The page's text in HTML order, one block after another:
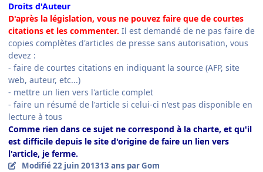
Droits d'Auteur
D'après la législation, vous ne pouvez faire que de courtes
citations et les commenter. Il est demandé de ne pas faire de
copies complètes d'articles de presse sans autorisation, vous
devez :
- faire de courtes citations en indiquant la source (AFP, site
web, auteur, etc...)
- mettre un lien vers l'article complet
- faire un résumé de l'article si celui-ci n'est pas disponible en
lecture à tous
Comme rien dans ce sujet ne correspond à la charte, et qu'il
est difficile depuis le site d'origine de faire un lien vers
l'article, je ferme.
Modifié22 juin 201313 ans par Gom